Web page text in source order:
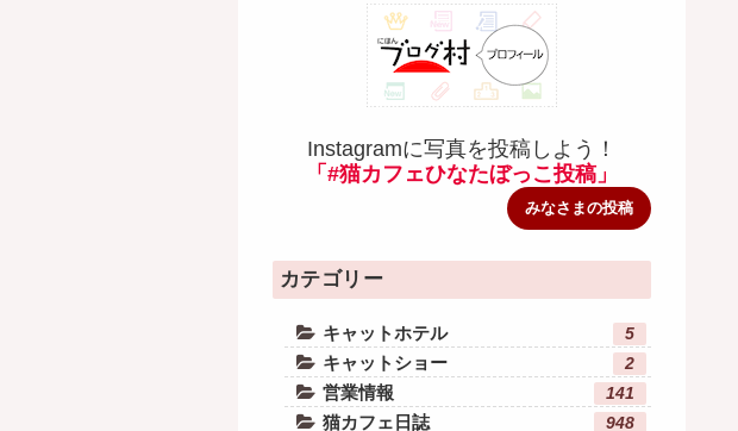
Instagramに写真を投稿しよう！
「#猫カフェひなたぼっこ投稿」
みなさまの投稿
カテゴリー
キャットホテル 5
キャットショー 2
営業情報 141
猫カフェ日誌 948